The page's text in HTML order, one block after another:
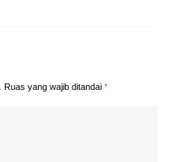
Ruas yang wajib ditandai *